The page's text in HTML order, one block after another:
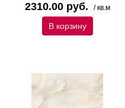
2310.00 руб. / кв.м
В корзину